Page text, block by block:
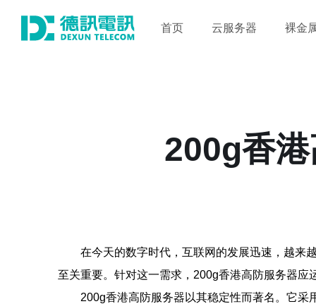
首页 云服务器 裸金
200g香
在今天的数字时代，互联网的发展迅速，越来
至关重要。针对这一需求，200g香港高防服务器应
200g香港高防服务器以其稳定性而著名。它